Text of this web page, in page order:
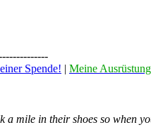
Spende! | Meine Ausrüstung
mile in their shoes so when